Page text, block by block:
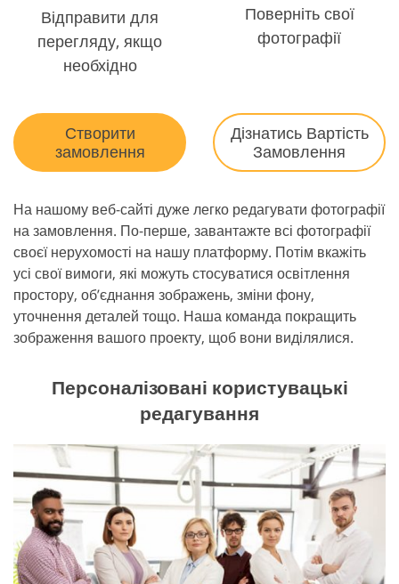
Відправити для
перегляду, якщо
необхідно
Поверніть свої
фотографії
Створити
замовлення
Дізнатись Вартість
Замовлення
На нашому веб-сайті дуже легко редагувати фотографії
на замовлення. По-перше, завантажте всі фотографії
своєї нерухомості на нашу платформу. Потім вкажіть
усі свої вимоги, які можуть стосуватися освітлення
простору, об’єднання зображень, зміни фону,
уточнення деталей тощо. Наша команда покращить
зображення вашого проекту, щоб вони виділялися.
Персоналізовані користувацькі
редагування